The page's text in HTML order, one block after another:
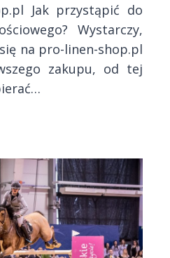
Jak przystąpić do
Wystarczy,
na pro-linen-shop.pl
zakupu, od tej